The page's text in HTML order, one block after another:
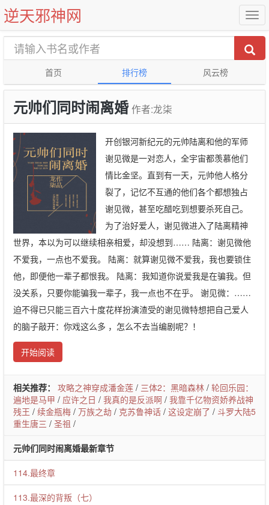
逆天邪神网
首页 排行榜 风云榜
元帅们同时闹离婚 作者:龙柒
开创银河新纪元的元帅陆离和他的军师
谢见微是一对恋人，全宇宙都羡慕他们
情比金坚。直到有一天，元帅他人格分
裂了，记忆不互通的他们各个都想独占
谢见微，甚至吃醋吃到想要杀死自己。
为了治好爱人，谢见微进入了陆离精神
世界，本以为可以继续相亲相爱，却没想到…… 陆离：谢见微他
不爱我，一点也不爱我。 陆离：就算谢见微不爱我，我也要锁住
他，即便他一辈子都恨我。 陆离：我知道你说爱我是在骗我。但
没关系，只要你能骗我一辈子，我一点也不在乎。 谢见微：……
迫不得已只能三百六十度花样扮演渣受的谢见微特想把自己爱人
的脑子敲开：你戏这么多 ，怎么不去当编剧呢？！
开始阅读
相关推荐： 攻略之神穿成潘金莲 / 三体2：黑暗森林 / 轮回乐园：
遍地是马甲 / 应许之日 / 我真的是反派啊 / 我靠千亿物资娇养战神
残王 / 续金瓶梅 / 万族之劫 / 克苏鲁神话 / 这设定崩了 / 斗罗大陆5
重生唐三 / 圣祖 /
元帅们同时闹离婚最新章节
114.最终章
113.最深的背叛（七）